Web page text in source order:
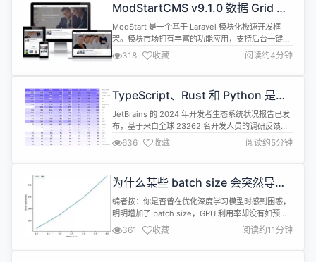
ModStartCMS v9.1.0 数据 Grid 样
式优化，富文本格式刷支持，精简代
码
ModStart 是一个基于 Laravel 模块化极速开发框
架。模块市场拥有丰富的功能应用，支持后台一键快
速安装，让开发者能快的实现业务功能开发。 系统完
全开源，基于 Apache 2.0 开源协议，免费且不限制
商业使用。 功能特性 丰富的模块市场，后台一键快
文件分片上传，进度条显示，已上传文件管理 强大...
318 收藏 阅读约4分钟
TypeScript、Rust 和 Python 是最
有前景的语言
JetBrains 的 2024 年开发者生态系统状况报告已发
布，基于来自全球 23262 名开发人员的调研反馈。
报告在 2023 年的基础上继续探索开发人员对各个领
域 AI 的看法，发现对 AI 的恐惧似乎正在减少。今年
的报告还新增了一个名为“语言前景指数”的部分，根
现的一些关键要点有： JavaScrip...
636 收藏 阅读约5分钟
为什么某些 batch size 会突然导致
性能下降？
编者按：你是否曾在优化深度学习模型时感到困惑，
明明增加了 batch size，GPU 利用率却没有如预期
提升？在实际项目中，这个问题可能导致资源浪费、
训练效率低下，甚至影响整个 AI 产品的交付周期。
本文作者深入剖析了现代 GPU 批处理的工作原理，
361 收藏 阅读约11分钟